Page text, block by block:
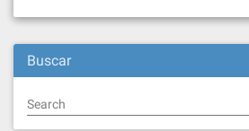
Buscar
Search